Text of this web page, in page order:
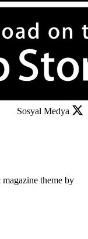
Sosyal Medya
theme by